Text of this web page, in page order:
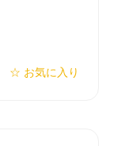
☆ お気に入り